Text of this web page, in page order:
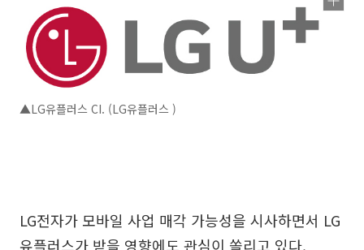
▲LG유플러스 CI. (LG유플러스 )
LG전자가 모바일 사업 매각 가능성을 시사하면서 LG
유플러스가 받을 영향에도 관심이 쏠리고 있다.